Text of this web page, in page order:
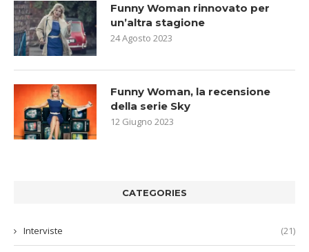
Funny Woman rinnovato per
un’altra stagione
24 Agosto 2023
Funny Woman, la recensione
della serie Sky
12 Giugno 2023
CATEGORIES
Interviste (21)